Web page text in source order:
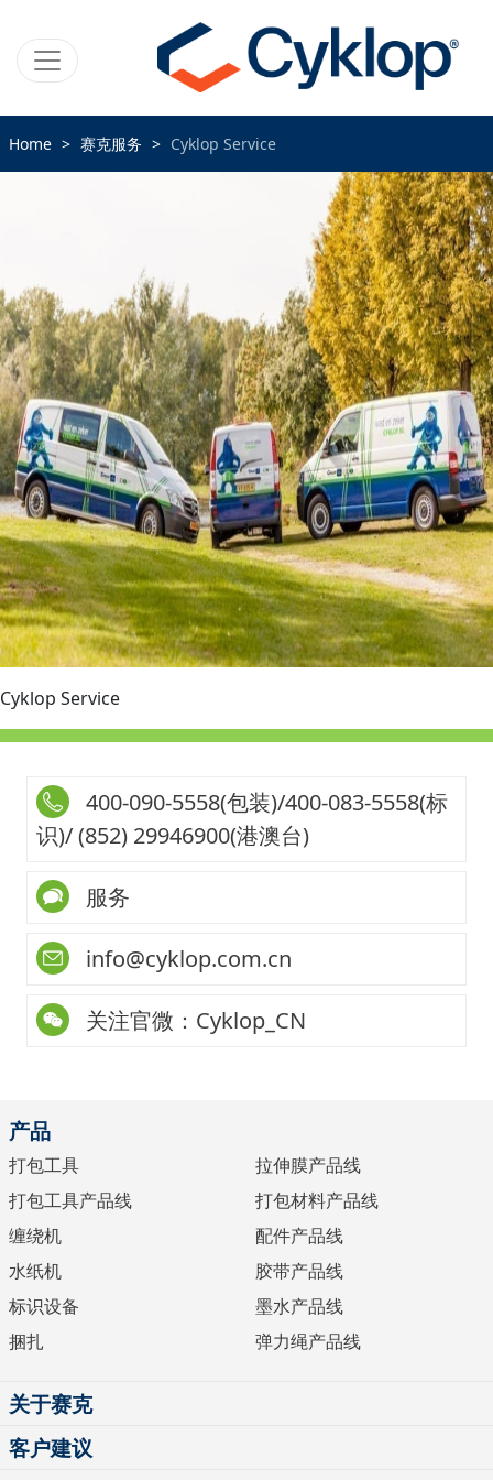
Home 赛克服务 Cyklop Service
Cyklop Service
400-090-5558(包装)/400-083-5558(标
识)/ (852) 29946900(港澳台)
服务
info@cyklop.com.cn
关注官微：Cyklop_CN
产品
打包工具
打包工具产品线
缠绕机
水纸机
标识设备
捆扎
拉伸膜产品线
打包材料产品线
配件产品线
胶带产品线
墨水产品线
弹力绳产品线
关于赛克
客户建议